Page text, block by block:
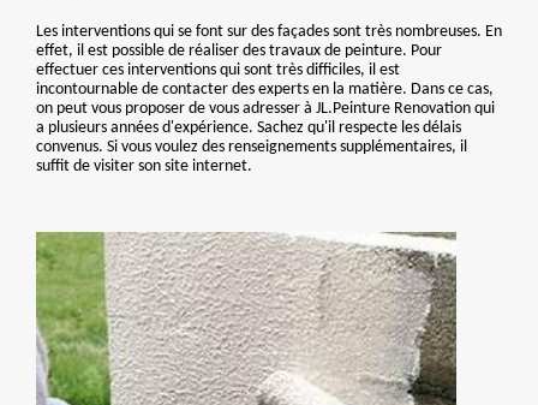
Les interventions qui se font sur des façades sont très nombreuses. En
effet, il est possible de réaliser des travaux de peinture. Pour
effectuer ces interventions qui sont très difficiles, il est
incontournable de contacter des experts en la matière. Dans ce cas,
on peut vous proposer de vous adresser à JL.Peinture Renovation qui
a plusieurs années d'expérience. Sachez qu'il respecte les délais
convenus. Si vous voulez des renseignements supplémentaires, il
suffit de visiter son site internet.